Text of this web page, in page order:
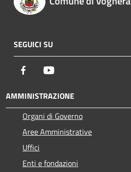
SEGUICI SU
Facebook
AMMINISTRAZIONE
Organi di Governo
Aree Amministrative
Uffici
Enti e fondazioni